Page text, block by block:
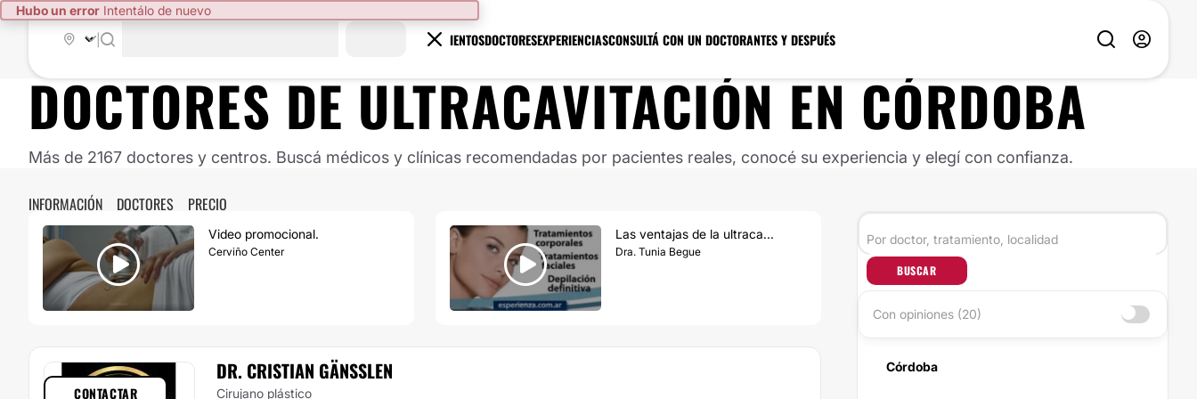
Hubo un error Intentálo de nuevo
TRATAMIENTOSDOCTORESEXPERIENCIASCONSULTÁ CON UN DOCTORANTES Y DESPUÉS
DOCTORES DEULTRACAVITACIÓNENCÓRDOBA
Más de 2167 doctores y centros. Buscá médicos y clínicas recomendadas por pacientes reales, conocé su experiencia y elegí con confianza.
INFORMACIÓN DOCTORES PRECIO
Video promocional.
Cerviño Center
Las ventajas de la ultraca...
Dra. Tunia Begue
DR. CRISTIAN GÄNSSLEN
Cirujano plástico
CONTACTAR
BUSCAR
Con opiniones (20)
Córdoba